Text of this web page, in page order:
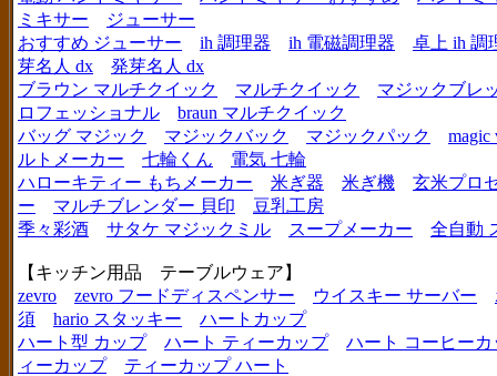
ミキサー
ジューサー
おすすめ ジューサー
ih 調理器 ih 電磁調理器
卓上 ih 調
芽名人 dx
発芽名人 dx
ブラウン マルチクイック
マルチクイック
マジックブレ
ロフェッショナル
braun マルチクイック
バッグ マジック
マジックバック マジックパック
magic
ルトメーカー
七輪くん
電気 七輪
ハローキティー もちメーカー
米ぎ器 米ぎ機
玄米プロ
ー
マルチブレンダー 貝印
豆乳工房
季々彩酒
サタケ マジックミル スープメーカー 全自動
【キッチン用品 テーブルウェア】
zevro
zevro フードディスペンサー ウイスキー サーバー
須
hario スタッキー
ハートカップ
ハート型 カップ
ハート ティーカップ
ハート コーヒーカ
ィーカップ
ティーカップ ハート